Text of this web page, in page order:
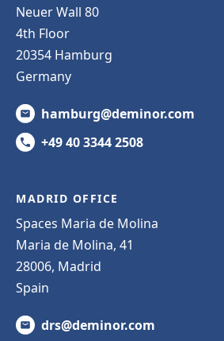
Neuer Wall 80
4th Floor
20354 Hamburg
Germany
hamburg@deminor.com
+49 40 3344 2508
MADRID OFFICE
Spaces Maria de Molina
Maria de Molina, 41
28006, Madrid
Spain
drs@deminor.com